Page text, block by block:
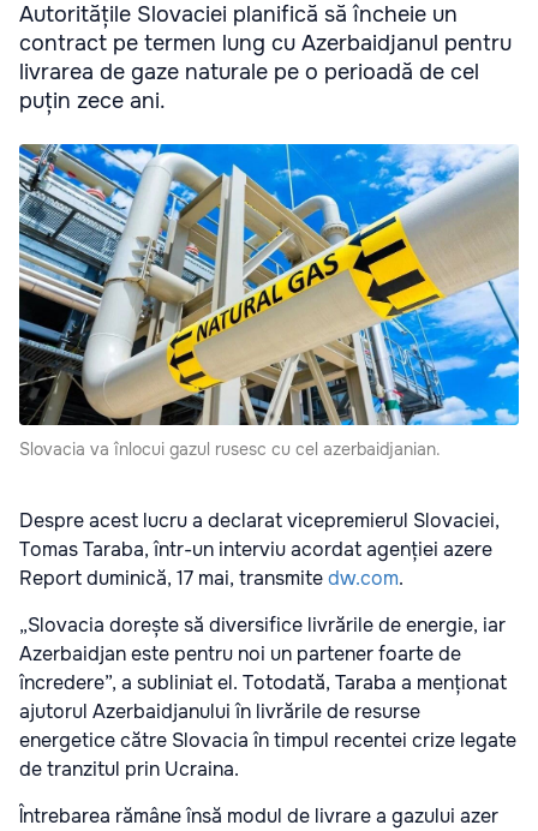
Autoritățile Slovaciei planifică să încheie un
contract pe termen lung cu Azerbaidjanul pentru
livrarea de gaze naturale pe o perioadă de cel
puțin zece ani.
Slovacia va înlocui gazul rusesc cu cel azerbaidjanian.
Despre acest lucru a declarat vicepremierul Slovaciei,
Tomas Taraba, într-un interviu acordat agenției azere
Report duminică, 17 mai, transmitedw.com.
„Slovacia dorește să diversifice livrările de energie, iar
Azerbaidjan este pentru noi un partener foarte de
încredere”, a subliniat el. Totodată, Taraba a menționat
ajutorul Azerbaidjanului în livrările de resurse
energetice către Slovacia în timpul recentei crize legate
de tranzitul prin Ucraina.
Întrebarea rămâne însă modul de livrare a gazului azer